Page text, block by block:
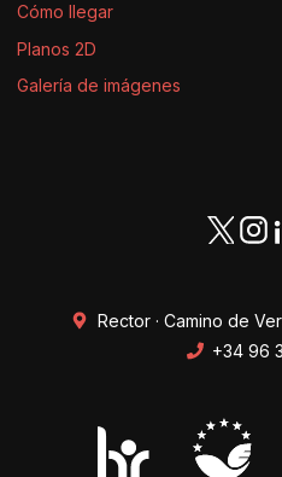
Cómo llegar
Planos 2D
Galería de imágenes
Rector · Camino de
+34 96